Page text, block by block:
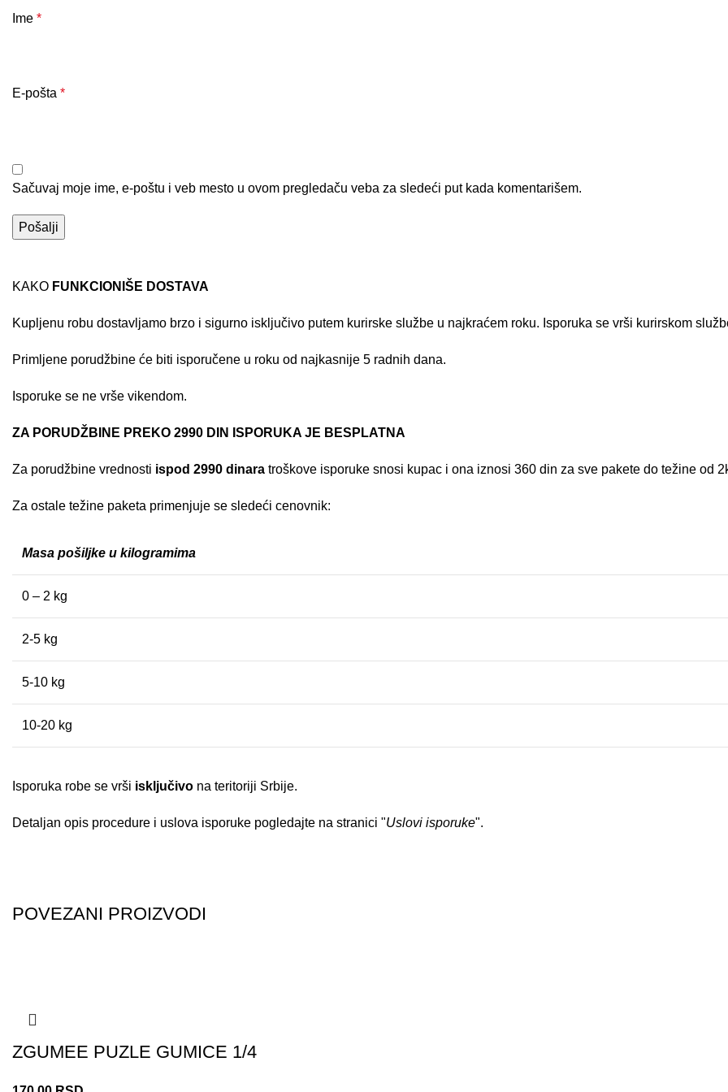
Ime*
E-pošta*
Sačuvaj moje ime, e-poštu i veb mesto u ovom pregledaču veba za sledeći put kada komentarišem.
KAKO FUNKCIONIŠE DOSTAVA
Kupljenu robu dostavljamo brzo i sigurno isključivo putem kurirske službe u najkraćem roku. Isporuka se vrši kurirskom
Primljene porudžbine će biti isporučene u roku od najkasnije 5 radnih dana.
Isporuke se ne vrše vikendom.
ZA PORUDŽBINE PREKO 2990 DIN ISPORUKA JE BESPLATNA
Za porudžbine vrednosti ispod 2990 dinara troškove isporuke snosi kupac i ona iznosi 360 din za sve pakete do težine od
Za ostale težine paketa primenjuje se sledeći cenovnik:
Masa pošiljke u kilogramima
0 – 2 kg
2-5 kg
5-10 kg
10-20 kg
Isporuka robe se vrši isključivo na teritoriji Srbije.
Detaljan opis procedure i uslova isporuke pogledajte na stranici "Uslovi isporuke".
POVEZANI PROIZVODI
ZGUMEE PUZLE GUMICE 1/4